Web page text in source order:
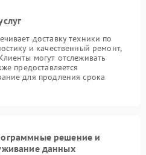
доставку техники по
и качественный ремонт,
могут отслеживать
предоставляется
для продления срока
решение и
данных